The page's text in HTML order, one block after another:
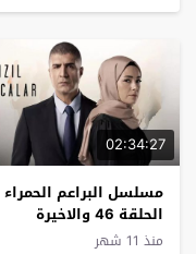
02:34:27
مسلسل البراعم الحمراء
الحلقة 46 والاخيرة
منذ 11 شهر